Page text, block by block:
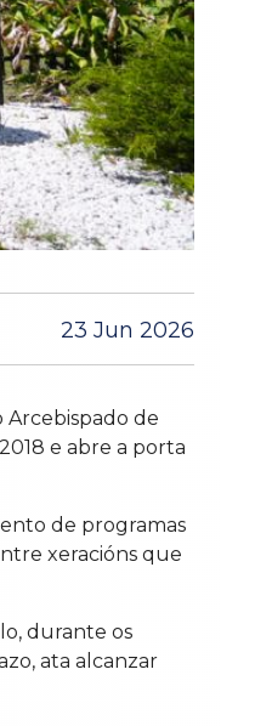
23 Jun 2026
de
e abre a porta
de programas
xeracións que
durante os
ata alcanzar